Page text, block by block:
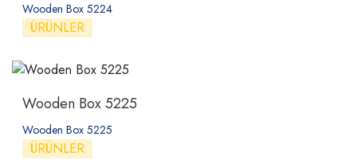
Wooden Box 5224
ÜRÜNLER
Wooden Box 5225
Wooden Box 5225
ÜRÜNLER